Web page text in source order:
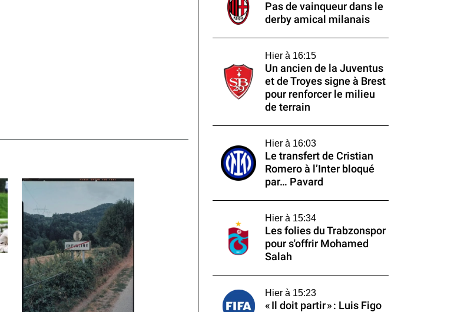
Pas de vainqueur dans le
derby amical milanais
Hier à 16:15
Un ancien de la Juventus
et de Troyes signe à Brest
pour renforcer le milieu
de terrain
Hier à 16:03
Le transfert de Cristian
Romero à l’Inter bloqué
par… Pavard
Hier à 15:34
Les folies du Trabzonspor
pour s'offrir Mohamed
Salah
Hier à 15:23
« Il doit partir » : Luis Figo